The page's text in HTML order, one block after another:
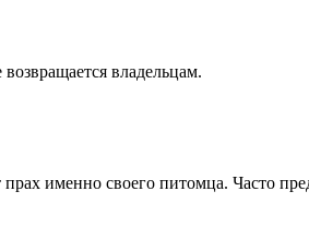
владельцам.
именно своего питомца. Часто